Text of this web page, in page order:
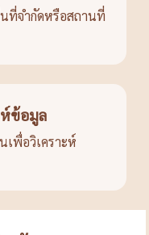
ที่จำกัดหรือสถานที่
ห์ข้อมูล
เพื่อวิเคราะห์